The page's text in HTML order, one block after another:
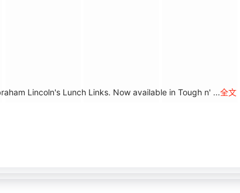
Lincoln's Lunch Links. Now available in Tough n' ...全文